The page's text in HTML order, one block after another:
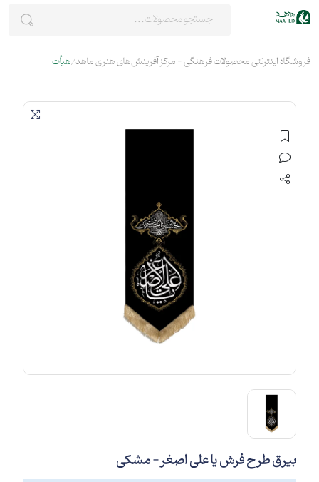
فروشگاه اینترنتی محصولات فرهنگی - مرکز آفرینش‌های هنری ماهد هیأت
بیرق طرح فرش یا علی اصغر - مشکی